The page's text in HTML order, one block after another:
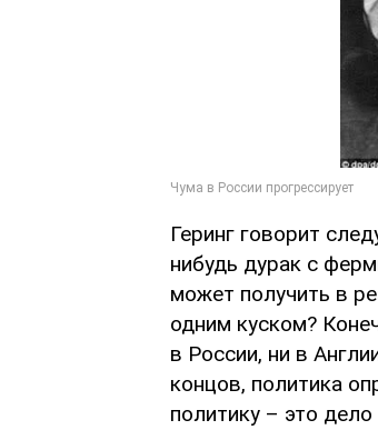
Геринг говорит
нибудь дурак с
может получить в
одним куском?
в России, ни в
концов, политика
политику – это